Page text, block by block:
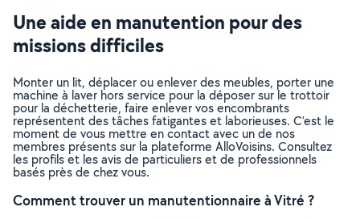
Une aide en manutention pour des
missions difficiles
Monter un lit, déplacer ou enlever des meubles, porter une
machine à laver hors service pour la déposer sur le trottoir
pour la déchetterie, faire enlever vos encombrants
représentent des tâches fatigantes et laborieuses. C’est le
moment de vous mettre en contact avec un de nos
membres présents sur la plateforme AlloVoisins. Consultez
les profils et les avis de particuliers et de professionnels
basés près de chez vous.
Comment trouver un manutentionnaire à Vitré ?